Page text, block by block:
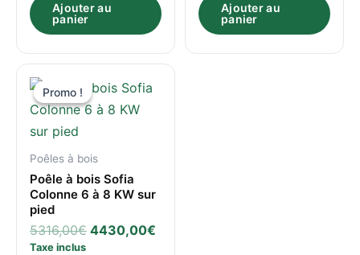
Ajouter au
panier
Ajouter au
panier
Promo !
Promo !
Poêles à bois
Poêle à bois Sofia
Colonne 6 à 8 KW sur
pied
5316,00€
prix
initial
était :
4430,00€
Taxe inclus